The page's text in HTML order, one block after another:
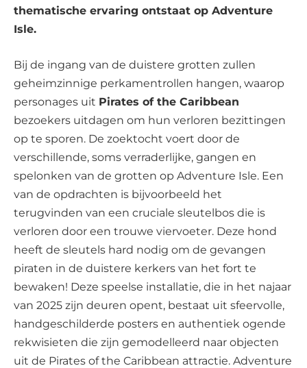
thematische ervaring ontstaat op Adventure
Isle.
Bij de ingang van de duistere grotten zullen
geheimzinnige perkamentrollen hangen, waarop
personages uit Pirates of the Caribbean
bezoekers uitdagen om hun verloren bezittingen
op te sporen. De zoektocht voert door de
verschillende, soms verraderlijke, gangen en
spelonken van de grotten op Adventure Isle. Een
van de opdrachten is bijvoorbeeld het
terugvinden van een cruciale sleutelbos die is
verloren door een trouwe viervoeter. Deze hond
heeft de sleutels hard nodig om de gevangen
piraten in de duistere kerkers van het fort te
bewaken! Deze speelse installatie, die in het najaar
van 2025 zijn deuren opent, bestaat uit sfeervolle,
handgeschilderde posters en authentiek ogende
rekwisieten die zijn gemodelleerd naar objecten
uit de Pirates of the Caribbean attractie. Adventure